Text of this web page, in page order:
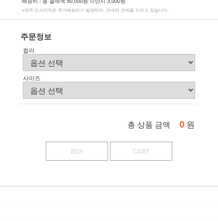
※제주/도서지역은 추가배송비가 발생하며, 안내차 연락을 드리고 있습니다.
주문정보
컬러
사이즈
총 상품 금액 0 원
BUY CART